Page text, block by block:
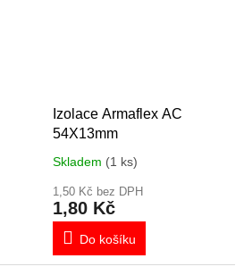
Izolace Armaflex AC
54X13mm
Skladem (1 ks)
1,50 Kč bez DPH
1,80 Kč
Do košíku